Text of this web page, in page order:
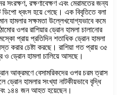
সংরক্ষণ, রক্ষণাবেক্ষণ এবং মেরামতের জন্য
ডিপো ধ্বংস হয়ে গেছে। এক বিবৃতিতে বলা
হামলার সক্ষমতা উল্লেখযোগ্যভাবে কমে
ওপর রাশিয়ার ড্রোন হামলা চালানোর
প্রায় প্রতিদিন শতাধিক ড্রোন হামলা
করার চেষ্টা করছে। রাশিয়া গত প্রায় ৩৫
ও ড্রোন হামলা চালিয়ে আসছে।
আক্রমণে বেসামরিকদের ওপর চরম ত্রাস
হামলার সংখ্যা নাটকীয়ভাবে বৃদ্ধি
১৪৪ জন আহত হয়েছেন।